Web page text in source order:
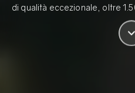
di qualità eccezionale, oltre